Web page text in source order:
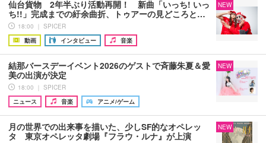
仙台貨物 2年半ぶり活動再開！ 新曲「いっち! いっ
ち!!」完成までの紆余曲折、トゥアーの見どころと…
18:00 ｜ SPICER
動画
インタビュー 音楽
NEW
結那バースデーイベント2026のゲストで斉藤朱夏＆愛
美の出演が決定
18:00 ｜ SPICER
ニュース
音楽 アニメ/ゲーム
NEW
月の世界での出来事を描いた、少しSF的なオペレッ
タ 東京オペレッタ劇場『フラウ・ルナ』が上演
NEW